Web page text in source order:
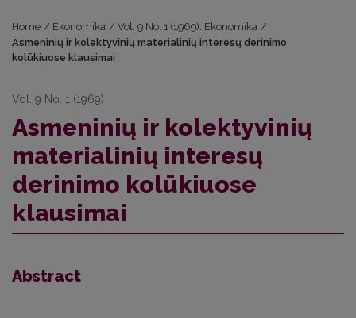
Home / Ekonomika / Vol. 9 No. 1 (1969): Ekonomika /
Asmeninių ir kolektyvinių materialinių interesų derinimo
kolūkiuose klausimai
Vol. 9 No. 1 (1969)
Asmeninių ir kolektyvinių
materialinių interesų
derinimo kolūkiuose
klausimai
Abstract